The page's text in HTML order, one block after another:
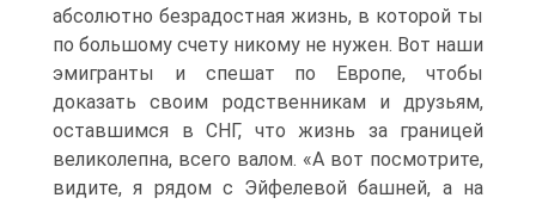
абсолютно безрадостная жизнь, в которой ты
по большому счету никому не нужен. Вот наши
эмигранты и спешат по Европе, чтобы
доказать своим родственникам и друзьям,
оставшимся в СНГ, что жизнь за границей
великолепна, всего валом. «А вот посмотрите,
видите, я рядом с Эйфелевой башней, а на